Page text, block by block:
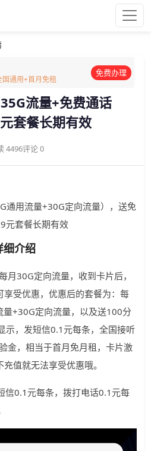
通用+首月免租
免费办理
流量+免费通话
套餐长期有效
4496评论 0
通用流量+30G定向流量），送免
元套餐长期有效
细介绍
月30G定向流量，收到卡片后，
受优惠，优惠后的套餐为：每
+30G定向流量，以及送100分
示，发短信0.1元每条，全国接听
金，相当于首月免月租，卡片激
值就无法享受优惠哦。
信0.1元每条，拨打电话0.1元每